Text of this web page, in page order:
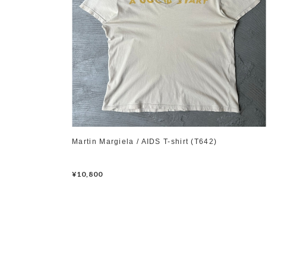
Martin Margiela / AIDS T-shirt (T642)
¥10,800